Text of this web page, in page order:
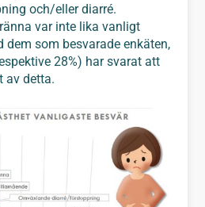
och/eller diarré.
var inte lika vanligt
som besvarade enkäten,
28%) har svarat att
av detta.